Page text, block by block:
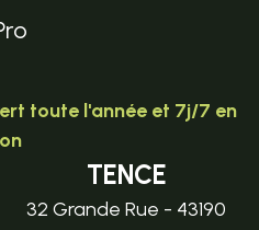
toute l'année et 7j/7 en
TENCE
32 Grande Rue - 43190